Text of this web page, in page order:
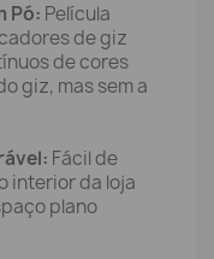
Pó: Película
de giz
de cores
giz, mas sem a
Fácil de
interior da loja
plano